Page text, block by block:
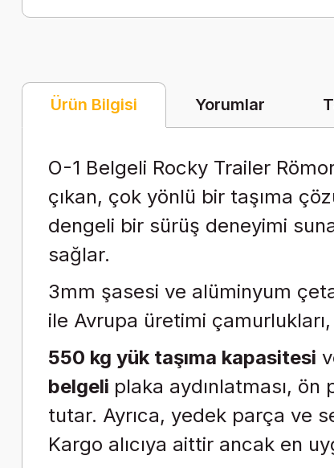
Ürün Bilgisi Yorumlar
O-1 Belgeli Rocky Trailer
çıkan, çok yönlü bir taşıma
dengeli bir sürüş deneyimi
sağlar.
3mm şasesi ve alüminyum
ile Avrupa üretimi
550 kg yük taşıma kapasitesi
belgeli plaka aydınlatması,
tutar. Ayrıca, yedek parça ve
Kargo alıcıya aittir ancak en